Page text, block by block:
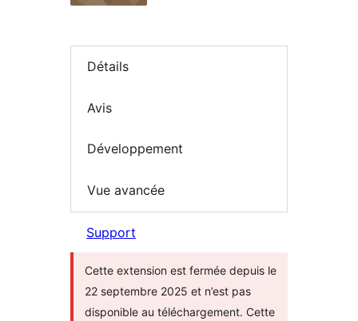
Détails
Avis
Développement
Vue avancée
Support
Cette extension est fermée depuis le
22 septembre 2025 et n’est pas
disponible au téléchargement. Cette